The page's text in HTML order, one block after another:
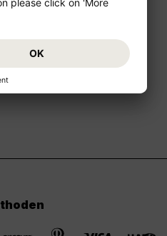
Auswärtigen Amt, gestellt
Sie sich vor Ihrem